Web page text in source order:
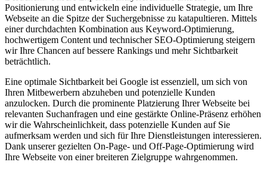
Positionierung und entwickeln eine individuelle Strategie, um Ihre
Webseite an die Spitze der Suchergebnisse zu katapultieren. Mittels
einer durchdachten Kombination aus Keyword-Optimierung,
hochwertigem Content und technischer SEO-Optimierung steigern
wir Ihre Chancen auf bessere Rankings und mehr Sichtbarkeit
beträchtlich.
Eine optimale Sichtbarkeit bei Google ist essenziell, um sich von
Ihren Mitbewerbern abzuheben und potenzielle Kunden
anzulocken. Durch die prominente Platzierung Ihrer Webseite bei
relevanten Suchanfragen und eine gestärkte Online-Präsenz erhöhen
wir die Wahrscheinlichkeit, dass potenzielle Kunden auf Sie
aufmerksam werden und sich für Ihre Dienstleistungen interessieren.
Dank unserer gezielten On-Page- und Off-Page-Optimierung wird
Ihre Webseite von einer breiteren Zielgruppe wahrgenommen.